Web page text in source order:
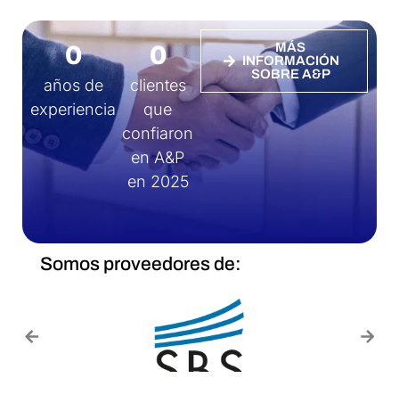
años de
experiencia
0
clientes
que
confiaron
en A&P
en 2025
0
MÁS
INFORMACIÓN
SOBRE A&P
Somos proveedores de: